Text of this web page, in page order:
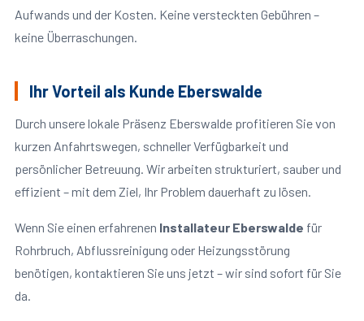
Aufwands und der Kosten. Keine versteckten Gebühren –
keine Überraschungen.
Ihr Vorteil als Kunde Eberswalde
Durch unsere lokale Präsenz Eberswalde profitieren Sie von
kurzen Anfahrtswegen, schneller Verfügbarkeit und
persönlicher Betreuung. Wir arbeiten strukturiert, sauber und
effizient – mit dem Ziel, Ihr Problem dauerhaft zu lösen.
Wenn Sie einen erfahrenen Installateur Eberswalde für
Rohrbruch, Abflussreinigung oder Heizungsstörung
benötigen, kontaktieren Sie uns jetzt – wir sind sofort für Sie
da.